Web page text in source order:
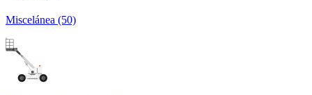
Miscelánea (50)